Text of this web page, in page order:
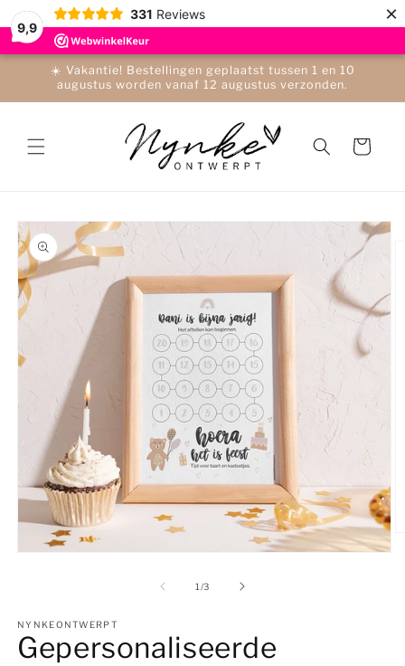
9,9
331 Reviews ×
Meteen
naar de
content
☀️ Vakantie! Bestellingen geplaatst tussen 1 en 10
augustus worden vanaf 12 augustus verzonden.
Winkelwagen
direct naar
1 /van
3
NYNKEONTWERPT
Gepersonaliseerde